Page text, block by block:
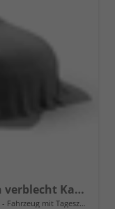
30 L2H1 120 Multijet Flachdach verblecht Kastenwagen 3T Diesel MT
Fahrzeug mit Tageszulassung